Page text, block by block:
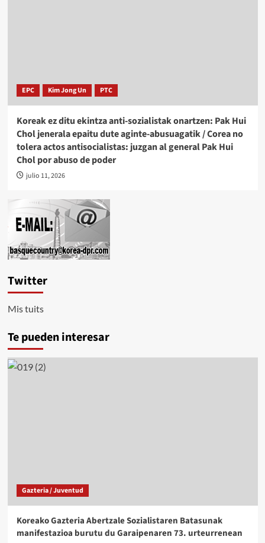
EPC Kim Jong Un PTC
Koreak ez ditu ekintza anti-sozialistak onartzen: Pak Hui
Chol jenerala epaitu dute aginte-abusuagatik / Corea no
tolera actos antisocialistas: juzgan al general Pak Hui
Chol por abuso de poder
julio 11, 2026
Twitter
Mis tuits
Te pueden interesar
Gazteria / Juventud
Koreako Gazteria Abertzale Sozialistaren Batasunak
manifestazioa burutu du Garaipenaren 73. urteurrenean